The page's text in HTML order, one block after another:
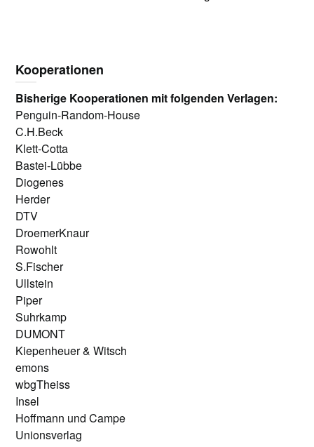
Kooperationen
Bisherige Kooperationen mit folgenden Verlagen:
Penguin-Random-House
C.H.Beck
Klett-Cotta
Bastei-Lübbe
Diogenes
Herder
DTV
DroemerKnaur
Rowohlt
S.Fischer
Ullstein
Piper
Suhrkamp
DUMONT
Kiepenheuer & Witsch
emons
wbgTheiss
Insel
Hoffmann und Campe
Unionsverlag